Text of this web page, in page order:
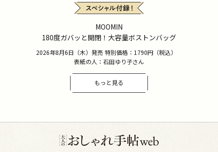
MOOMIN
180度ガバッと開閉！大容量ボストンバッグ
2026年8月6日（木）発売 特別価格：1790円（税込）
表紙の人：石田ゆり子さん
もっと見る